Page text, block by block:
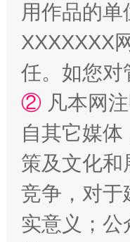
国家大学科技
用作品的
XXXXXXX
任。如您对
② 凡本网
自其它媒
策及文化和
竞争，对于
实意义；公